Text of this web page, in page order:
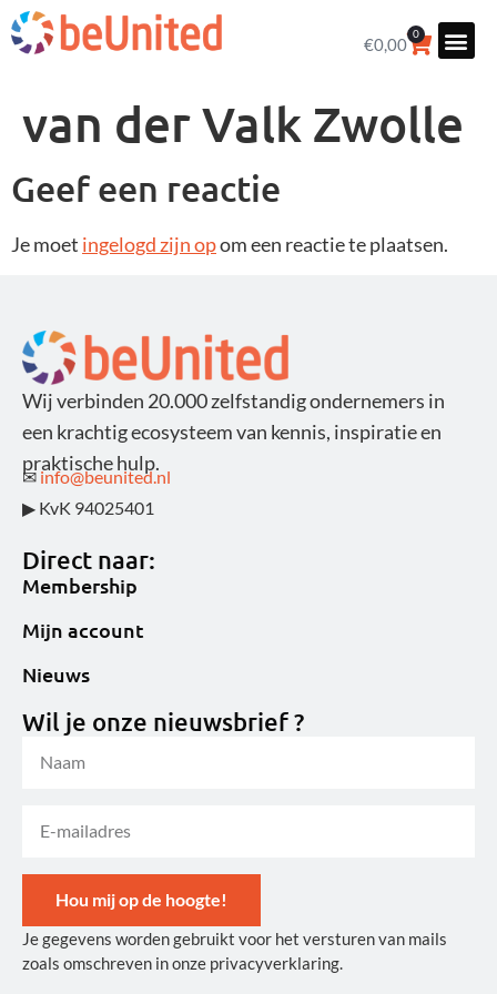
€0,00
0
van der Valk Zwolle
Geef een reactie
Je moet ingelogd zijn opom een reactie te plaatsen.
Wij verbinden 20.000 zelfstandig ondernemers in
een krachtig ecosysteem van kennis, inspiratie en
praktische hulp.
✉ info@beunited.nl
▶ KvK 94025401
Direct naar:
Membership
Mijn account
Nieuws
Wil je onze nieuwsbrief ?
Hou mij op de hoogte!
Alternative:
Je gegevens worden gebruikt voor het versturen van mails
zoals omschreven in onze privacyverklaring.